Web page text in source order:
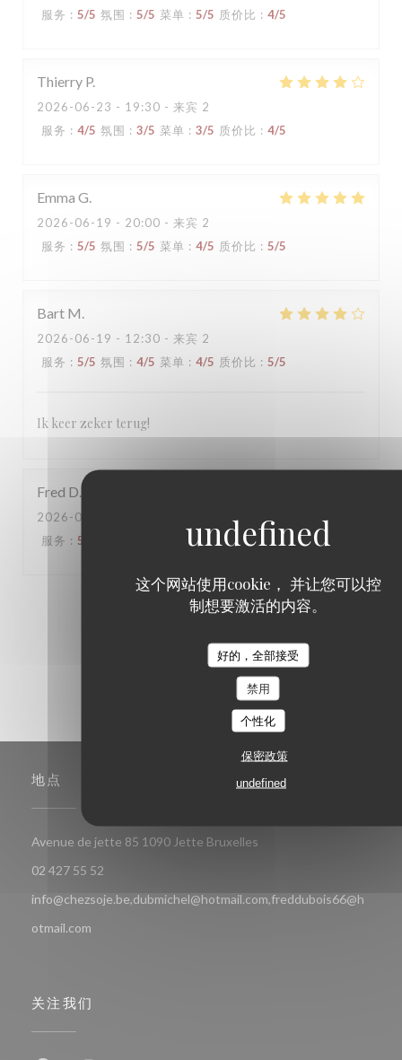
这个网站使用cookie， 并让您可以控
制想要激活的内容。
好的，全部接受
禁用
个性化
保密政策
undefined
服务 : 5/5 氛围 : 5/5 菜单 : 5/5 质价比 : 4/5
Thierry P
2026-06-23 - 19:30 - 来宾 2
服务 : 4/5 氛围 : 3/5 菜单 : 3/5 质价比 : 4/5
Emma G
2026-06-19 - 20:00 - 来宾 2
服务 : 5/5 氛围 : 5/5 菜单 : 4/5 质价比 : 5/5
Bart M
2026-06-19 - 12:30 - 来宾 2
服务 : 5/5 氛围 : 4/5 菜单 : 4/5 质价比 : 5/5
Ik keer zeker terug!
Fred D
2026-06-16
服务 : 5 : 5 质价比
2 3
地点
Avenue de jette 85 1090 Jette Bruxelles
02 427 55 52
info@chezsoje.be,dubmichel@hotmail.com,freddubois66@h
otmail.com
关注我们